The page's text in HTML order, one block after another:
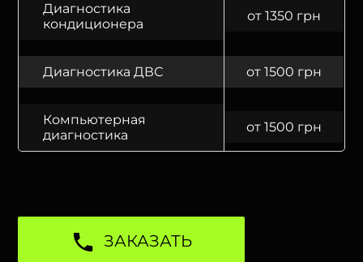
Диагностика
кондиционера
от 1350 грн
Диагностика ДВС от 1500 грн
Компьютерная
диагностика
от 1500 грн
ЗАКАЗАТЬ